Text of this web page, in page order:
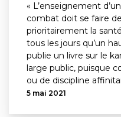
« L’enseignement
combat doit se faire
prioritairement la
tous les jours qu’un
publie un livre sur le
large public, puisque
ou de discipline
5 mai 2021